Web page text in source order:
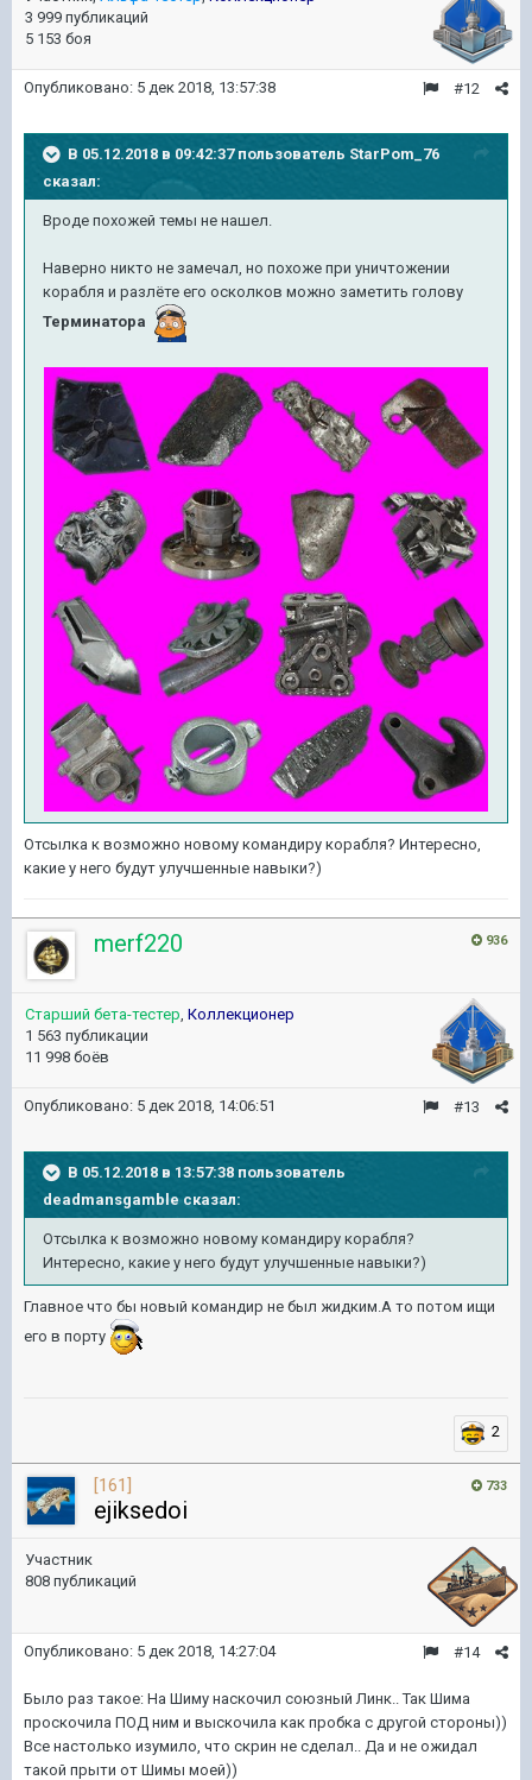
3 999 публикаций
5 153 боя
#12
Опубликовано: 5 дек 2018, 13:57:38
В 05.12.2018 в 09:42:37 пользователь StarPom_76
сказал:
Вроде похожей темы не нашел.
Наверно никто не замечал, но похоже при уничтожении
корабля и разлёте его осколков можно заметить голову
Терминатора
Отсылка к возможно новому командиру корабля? Интересно,
какие у него будут улучшенные навыки?)
936
merf220
Старший бета-тестер, Коллекционер
1 563 публикации
11 998 боёв
#13
Опубликовано: 5 дек 2018, 14:06:51
В 05.12.2018 в 13:57:38 пользователь
deadmansgambleсказал:
Отсылка к возможно новому командиру корабля?
Интересно, какие у него будут улучшенные навыки?)
Главное что бы новый командир не был жидким.А то потом ищи
его в порту
2
733
[161]
ejiksedoi
Участник
808 публикаций
#14
Опубликовано: 5 дек 2018, 14:27:04
Было раз такое: На Шиму наскочил союзный Линк.. Так Шима
проскочила ПОД ним и выскочила как пробка с другой стороны))
Все настолько изумило, что скрин не сделал.. Да и не ожидал
такой прыти от Шимы моей))